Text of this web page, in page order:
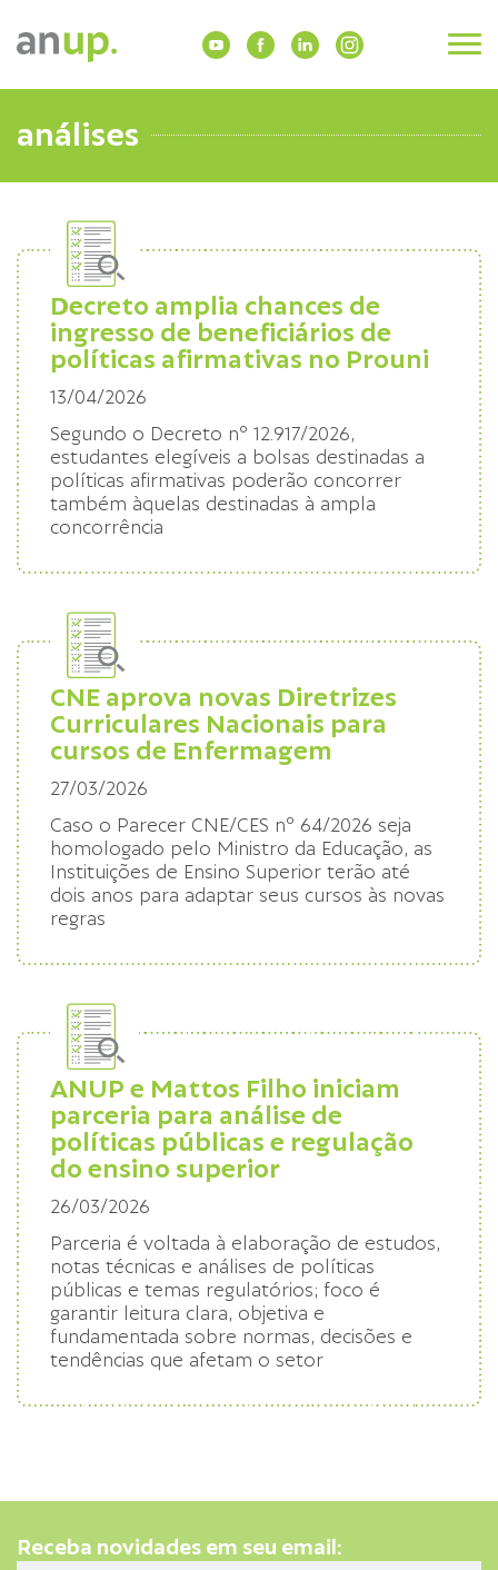
análises
Decreto amplia chances de
ingresso de beneficiários de
políticas afirmativas no Prouni
13/04/2026
Segundo o Decreto nº 12.917/2026,
estudantes elegíveis a bolsas destinadas a
políticas afirmativas poderão concorrer
também àquelas destinadas à ampla
concorrência
CNE aprova novas Diretrizes
Curriculares Nacionais para
cursos de Enfermagem
27/03/2026
Caso o Parecer CNE/CES nº 64/2026 seja
homologado pelo Ministro da Educação, as
Instituições de Ensino Superior terão até
dois anos para adaptar seus cursos às novas
regras
ANUP e Mattos Filho iniciam
parceria para análise de
políticas públicas e regulação
do ensino superior
26/03/2026
Parceria é voltada à elaboração de estudos,
notas técnicas e análises de políticas
públicas e temas regulatórios; foco é
garantir leitura clara, objetiva e
fundamentada sobre normas, decisões e
tendências que afetam o setor
Receba novidades em seu email: